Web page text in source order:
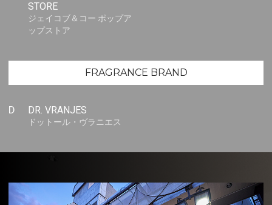
STORE
ジェイコブ＆コー ポップア
ップストア
FRAGRANCE BRAND
D DR. VRANJES
ドットール・ヴラニエス